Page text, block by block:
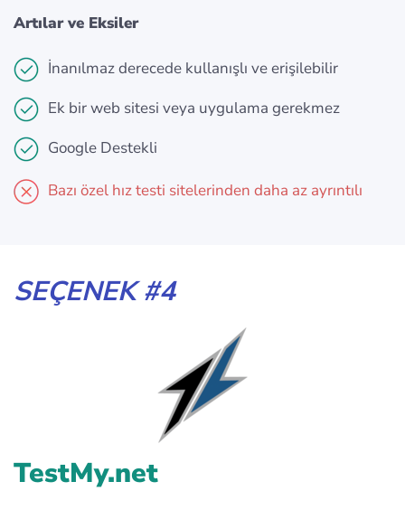
Artılar ve Eksiler
İnanılmaz derecede kullanışlı ve erişilebilir
Ek bir web sitesi veya uygulama gerekmez
Google Destekli
Bazı özel hız testi sitelerinden daha az ayrıntılı
SEÇENEK #4
TestMy.net